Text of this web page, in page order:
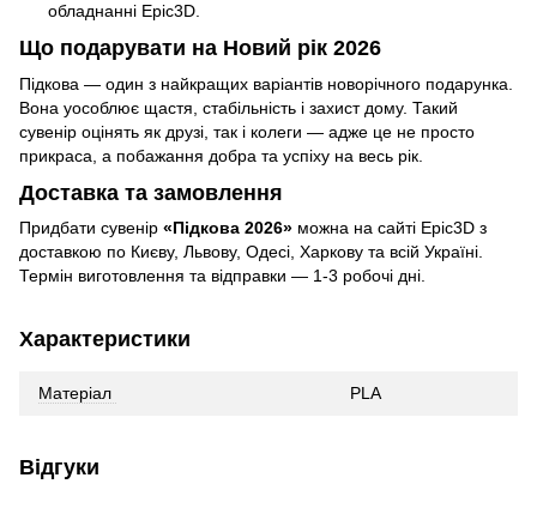
обладнанні Epic3D.
Що подарувати на Новий рік 2026
Підкова — один з найкращих варіантів новорічного подарунка.
Вона уособлює щастя, стабільність і захист дому. Такий
сувенір оцінять як друзі, так і колеги — адже це не просто
прикраса, а побажання добра та успіху на весь рік.
Доставка та замовлення
Придбати сувенір «Підкова 2026» можна на сайті Epic3D з
доставкою по Києву, Львову, Одесі, Харкову та всій Україні.
Термін виготовлення та відправки — 1-3 робочі дні.
Характеристики
Матеріал PLA
Відгуки